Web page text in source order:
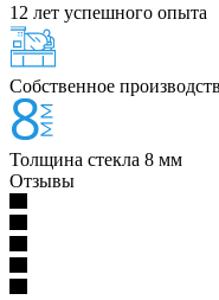
12 лет успешного опыта
Собственное
Толщина стекла 8 мм
Отзывы